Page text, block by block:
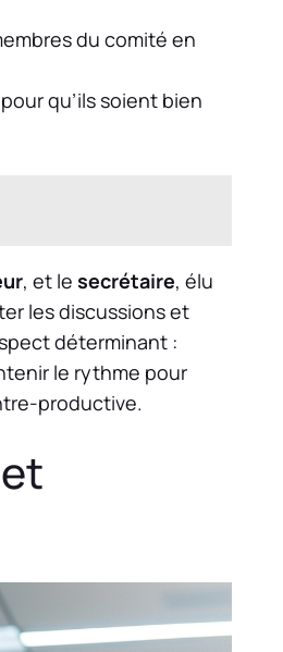
du comité en
qu’ils soient bien
, et le secrétaire, élu
les discussions et
déterminant :
le rythme pour
productive.